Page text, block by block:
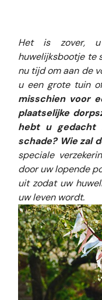
Het is zover,
huwelijksbootje te
nu tijd om aan de
u een grote tuin
misschien voor
plaatselijke
hebt u gedacht
schade? Wie zal
speciale
door uw lopende
uit zodat uw
uw leven wordt.